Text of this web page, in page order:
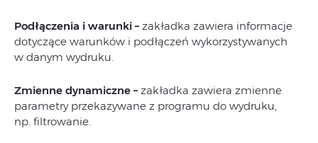
Podłączenia i warunki – zakładka zawiera informacje
dotyczące warunków i podłączeń wykorzystywanych
w danym wydruku.
Zmienne dynamiczne – zakładka zawiera zmienne
parametry przekazywane z programu do wydruku,
np. filtrowanie.